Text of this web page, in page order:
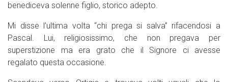
benediceva solenne figlio, storico adepto.
Mi disse l’ultima volta “chi prega si salva” rifacendosi a
Pascal. Lui, religiosissimo, che non pregava per
superstizione ma era grato che il Signore ci avesse
regalato questa occasione.